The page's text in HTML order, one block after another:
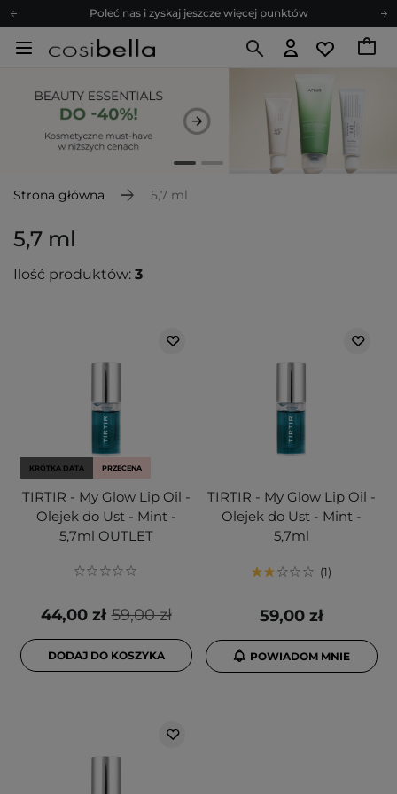
Poleć nas i zyskaj jeszcze więcej punktów
Zapisz się na newsletter pełen porad
Z nami to możliwe! Realizacja zamówienia do 24h.
Poleć nas i zyskaj jeszcze więcej punktów
Zapisz się na newsletter pełen porad
Strona główna 5,7 ml
5,7 ml
Ilość produktów: 3
KRÓTKA DATA PRZECENA
TIRTIR - My Glow Lip Oil -
Olejek do Ust - Mint -
5,7ml OUTLET
59,00 zł
44,00 zł
DODAJ DO KOSZYKA
TIRTIR - My Glow Lip Oil -
Olejek do Ust - Mint -
5,7ml
1
59,00 zł
POWIADOM MNIE